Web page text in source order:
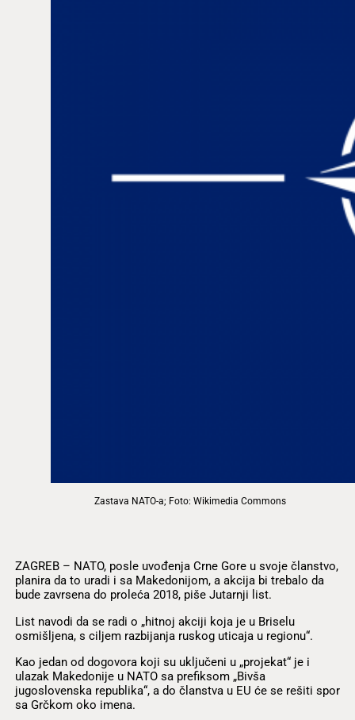
Zastava NATO-a; Foto: Wikimedia Commons
ZAGREB – NATO, posle uvođenja Crne Gore u svoje članstvo,
planira da to uradi i sa Makedonijom, a akcija bi trebalo da
bude zavrsena do proleća 2018, piše Jutarnji list.
List navodi da se radi o „hitnoj akciji koja je u Briselu
osmišljena, s ciljem razbijanja ruskog uticaja u regionu“.
Kao jedan od dogovora koji su uključeni u „projekat“ je i
ulazak Makedonije u NATO sa prefiksom „Bivša
jugoslovenska republika“, a do članstva u EU će se rešiti spor
sa Grčkom oko imena.